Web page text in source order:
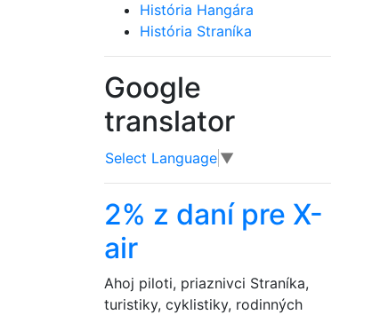
História Hangára
História Straníka
Google
translator
Select Language ▼
2% z daní pre X-
air
Ahoj piloti, priaznivci Straníka,
turistiky, cyklistiky, rodinných